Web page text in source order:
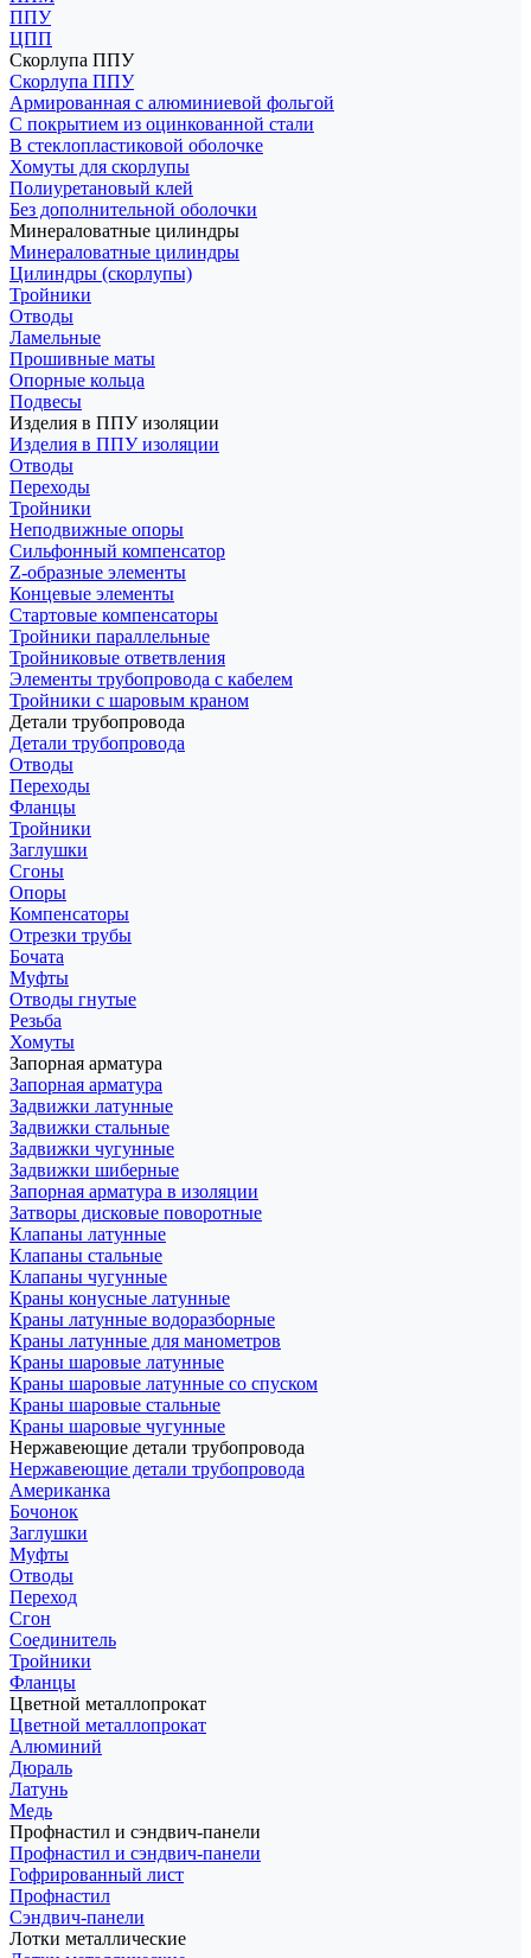
ППУ
ЦПП
Скорлупа ППУ
Скорлупа ППУ
Армированная с алюминиевой фольгой
С покрытием из оцинкованной стали
В стеклопластиковой оболочке
Хомуты для скорлупы
Полиуретановый клей
Без дополнительной оболочки
Минераловатные цилиндры
Минераловатные цилиндры
Цилиндры (скорлупы)
Тройники
Отводы
Ламельные
Прошивные маты
Опорные кольца
Подвесы
Изделия в ППУ изоляции
Изделия в ППУ изоляции
Отводы
Переходы
Тройники
Неподвижные опоры
Cильфонный компенсатор
Z-образные элементы
Концевые элементы
Стартовые компенсаторы
Тройники параллельные
Тройниковые ответвления
Элементы трубопровода с кабелем
Тройники с шаровым краном
Детали трубопровода
Детали трубопровода
Отводы
Переходы
Фланцы
Тройники
Заглушки
Сгоны
Опоры
Компенсаторы
Отрезки трубы
Бочата
Муфты
Отводы гнутые
Резьба
Хомуты
Запорная арматура
Запорная арматура
Задвижки латунные
Задвижки стальные
Задвижки чугунные
Задвижки шиберные
Запорная арматура в изоляции
Затворы дисковые поворотные
Клапаны латунные
Клапаны стальные
Клапаны чугунные
Краны конусные латунные
Краны латунные водоразборные
Краны латунные для манометров
Краны шаровые латунные
Краны шаровые латунные со спуском
Краны шаровые стальные
Краны шаровые чугунные
Нержавеющие детали трубопровода
Нержавеющие детали трубопровода
Американка
Бочонок
Заглушки
Муфты
Отводы
Переход
Сгон
Соединитель
Тройники
Фланцы
Цветной металлопрокат
Цветной металлопрокат
Алюминий
Дюраль
Латунь
Медь
Профнастил и сэндвич-панели
Профнастил и сэндвич-панели
Гофрированный лист
Профнастил
Сэндвич-панели
Лотки металлические